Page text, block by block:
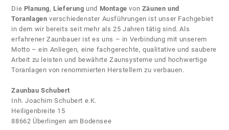
Die Planung,Lieferung und Montage von Zäunen und
Toranlagen verschiedenster Ausführungen ist unser Fachgebiet
in dem wir bereits seit mehr als 25 Jahren tätig sind. Als
erfahrener Zaunbauer ist es uns – in Verbindung mit unserem
Motto – ein Anliegen, eine fachgerechte, qualitative und saubere
Arbeit zu leisten und bewährte Zaunsysteme und hochwertige
Toranlagen von renommierten Herstellern zu verbauen.
Zaunbau Schubert
Inh. Joachim Schubert e.K.
Heiligenbreite 15
88662 Überlingen am Bodensee